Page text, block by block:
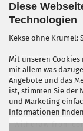
Diese
Technologien
Kekse ohne Krümel:
Mit unseren
mit allem was
Angebote und das
ist, stimmen Sie der
und Marketing
Informationen
Contact
Contact / Form
Callback Service
Withdraw from